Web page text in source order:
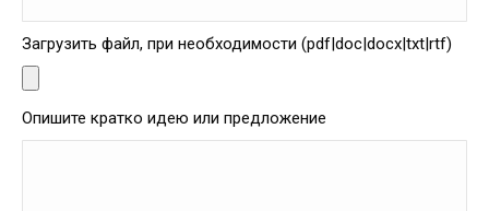
Загрузить файл, при необходимости (pdf|doc|docx|txt|rtf)
Опишите кратко идею или предложение